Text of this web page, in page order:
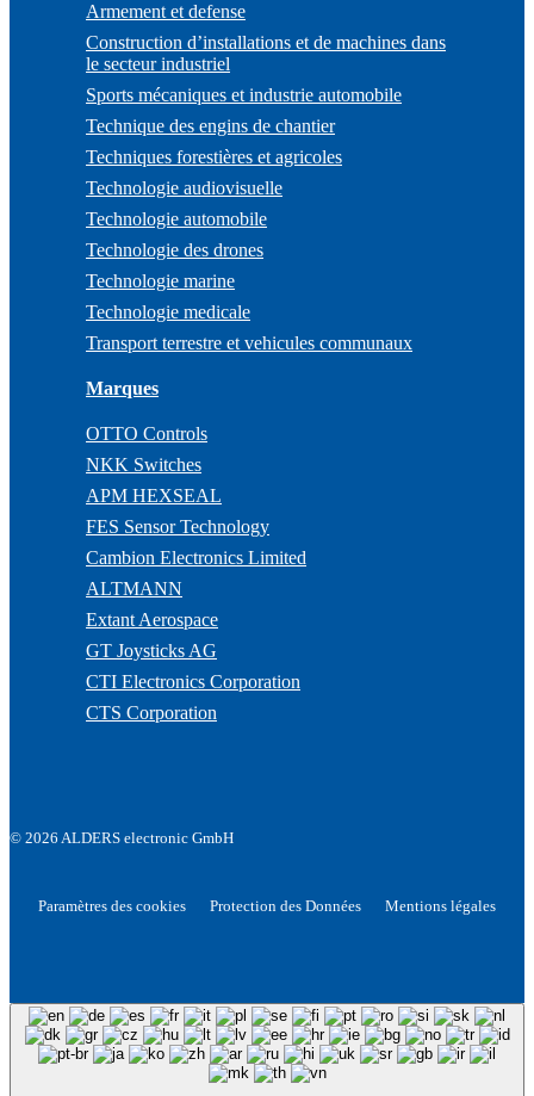
Armement et defense
Construction d’installations et de machines dans
le secteur industriel
Sports mécaniques et industrie automobile
Technique des engins de chantier
Techniques forestières et agricoles
Technologie audiovisuelle
Technologie automobile
Technologie des drones
Technologie marine
Technologie medicale
Transport terrestre et vehicules communaux
Marques
OTTO Controls
NKK Switches
APM HEXSEAL
FES Sensor Technology
Cambion Electronics Limited
ALTMANN
Extant Aerospace
GT Joysticks AG
CTI Electronics Corporation
CTS Corporation
© 2026 ALDERS electronic GmbH
Paramètres des cookies Protection des Données Mentions légales